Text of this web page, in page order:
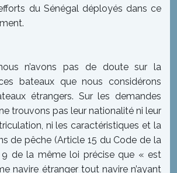
du Sénégal déployés dans ce
n’avons pas de doute sur la
bateaux que nous considérons
étrangers. Sur les demandes
trouvons pas leur nationalité ni leur
ni les caractéristiques et la
de pêche (Article 15 du Code de la
9 de la même loi précise que « est
navire étranger tout navire n’ayant